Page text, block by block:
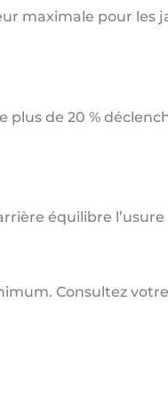
maximale pour les
plus de 20 %
équilibre l’usure
Consultez